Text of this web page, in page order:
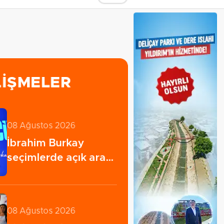
08 Ağustos 2026
İbrahim Burkay
seçimlerde açık ara
lansmanda…
08 Ağustos 2026